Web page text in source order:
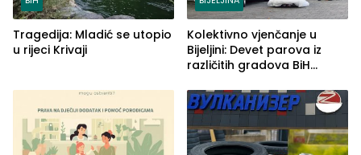
Tragedija: Mladić se utopio
u rijeci Krivaji
Kolektivno vjenčanje u
Bijeljini: Devet parova iz
različitih gradova BiH